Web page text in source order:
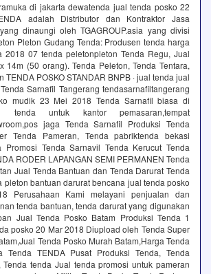
di jakarta dewatenda jual tenda posko 22
adalah Distributor dan Kontraktor Jasa
dinaungi oleh TGAGROUP.asia yang divisi
Pleton Gudang Tenda: Produsen tenda harga
2018 07 tenda peletonpleton Tenda Regu, Jual
14m (50 orang). Tenda Peleton, Tenda Tentara,
TENDA POSKO STANDAR BNPB · jual tenda jual
Sarnafil Tangerang tendasarnafiltangerang
mudik 23 Mei 2018 Tenda Sarnafil biasa di
tenda untuk kantor pemasaran,tempat
jaga Tenda Sarnafil Produksi Tenda
Tenda Pameran, Tenda pabriktenda bekasi
Promosi Tenda Sarnavil Tenda Kerucut Tenda
RODER LAPANGAN SEMI PERMANEN Tenda
Jual Tenda Bantuan dan Tenda Darurat Tenda
pleton bantuan darurat bencana jual tenda posko
Perusahaan Kami melayani penjualan dan
tenda bantuan, tenda darurat yang digunakan
Jual Tenda Posko Batam Produksi Tenda 1
posko 20 Mar 2018 Diupload oleh Tenda Super
Tenda Posko Murah Batam,Harga Tenda
Tenda TENDA Pusat Produksi Tenda, Tenda
Tenda tenda Jual tenda promosi untuk pameran